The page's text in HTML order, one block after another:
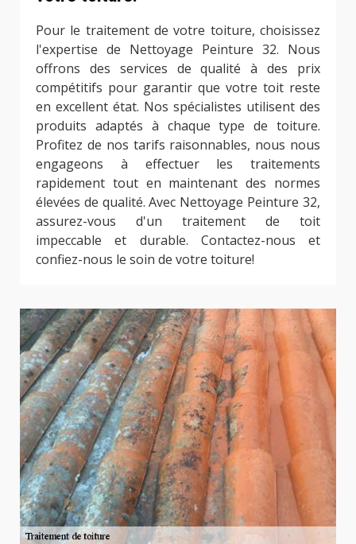
Pour le traitement de votre toiture, choisissez
l'expertise de Nettoyage Peinture 32. Nous
offrons des services de qualité à des prix
compétitifs pour garantir que votre toit reste
en excellent état. Nos spécialistes utilisent des
produits adaptés à chaque type de toiture.
Profitez de nos tarifs raisonnables, nous nous
engageons à effectuer les traitements
rapidement tout en maintenant des normes
élevées de qualité. Avec Nettoyage Peinture 32,
assurez-vous d'un traitement de toit
impeccable et durable. Contactez-nous et
confiez-nous le soin de votre toiture!